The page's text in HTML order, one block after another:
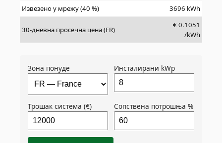
Извезено у мрежу (40 %)
3696 kWh
30-дневна просечна цена (FR)
€ 0.1051
/kWh
Зона понуде Инсталирани kWp
Трошак система (€) Сопствена потрошња %